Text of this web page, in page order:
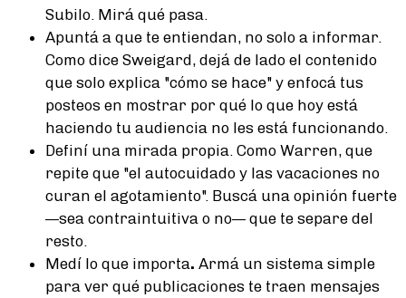
Subilo. Mirá qué pasa.
Apuntá a que te entiendan, no solo a informar.
Como dice Sweigard, dejá de lado el contenido
que solo explica "cómo se hace" y enfocá tus
posteos en mostrar por qué lo que hoy está
haciendo tu audiencia no les está funcionando.
Definí una mirada propia. Como Warren, que
repite que "el autocuidado y las vacaciones no
curan el agotamiento". Buscá una opinión fuerte
—sea contraintuitiva o no— que te separe del
resto.
Medí lo que importa. Armá un sistema simple
para ver qué publicaciones te traen mensajes